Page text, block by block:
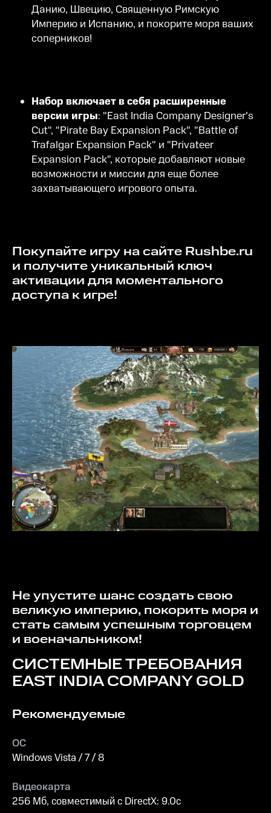
Данию, Швецию, Священную Римскую
Империю и Испанию, и покорите моря ваших
соперников!
Набор включает в себя расширенные
версии игры: "East India Company Designer’s
Cut", "Pirate Bay Expansion Pack", "Battle of
Trafalgar Expansion Pack" и "Privateer
Expansion Pack", которые добавляют новые
возможности и миссии для еще более
захватывающего игрового опыта.
Покупайте игру на сайте Rushbe.ru
и получите уникальный ключ
активации для моментального
доступа к игре!
Не упустите шанс создать свою
великую империю, покорить моря и
стать самым успешным торговцем
и военачальником!
СИСТЕМНЫЕ ТРЕБОВАНИЯ
EAST INDIA COMPANY GOLD
Рекомендуемые
ОС
Windows Vista / 7 / 8
Видеокарта
256 Мб, совместимый с DirectX: 9.0с